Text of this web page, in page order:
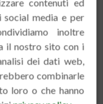
contenuti ed
social media e per
inoltre
il nostro sito con i
dei dati web,
combinarle
loro o che hanno